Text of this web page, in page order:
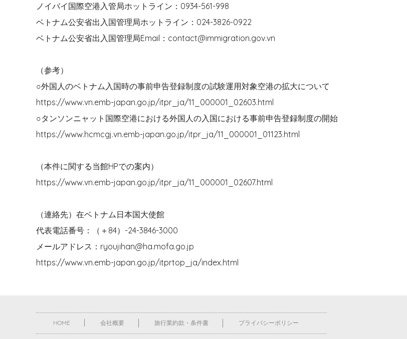
ノイバイ国際空港入管局ホットライン：0934-561-998
ベトナム公安省出入国管理局ホットライン：024-3826-0922
ベトナム公安省出入国管理局Email：contact@immigration.gov.vn
（参考）
○外国人のベトナム入国時の事前申告登録制度の試験運用対象空港の拡大について
https://www.vn.emb-japan.go.jp/itpr_ja/11_000001_02603.html
○タンソンニャット国際空港における外国人の入国における事前申告登録制度の開始
https://www.hcmcgj.vn.emb-japan.go.jp/itpr_ja/11_000001_01123.html
（本件に関する当館HPでの案内）
https://www.vn.emb-japan.go.jp/itpr_ja/11_000001_02607.html
（連絡先）在ベトナム日本国大使館
代表電話番号：（＋84）-24-3846-3000
メールアドレス：ryoujihan@ha.mofa.go.jp
https://www.vn.emb-japan.go.jp/itprtop_ja/index.html
HOME 会社概要 旅行業約款・条件書 プライバシーポリシー